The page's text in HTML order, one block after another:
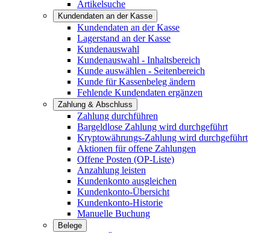
Artikelsuche
Kundendaten an der Kasse
Kundendaten an der Kasse
Lagerstand an der Kasse
Kundenauswahl
Kundenauswahl - Inhaltsbereich
Kunde auswählen - Seitenbereich
Kunde für Kassenbeleg ändern
Fehlende Kundendaten ergänzen
Zahlung & Abschluss
Zahlung durchführen
Bargeldlose Zahlung wird durchgeführt
Kryptowährungs-Zahlung wird durchgeführt
Aktionen für offene Zahlungen
Offene Posten (OP-Liste)
Anzahlung leisten
Kundenkonto ausgleichen
Kundenkonto-Übersicht
Kundenkonto-Historie
Manuelle Buchung
Belege